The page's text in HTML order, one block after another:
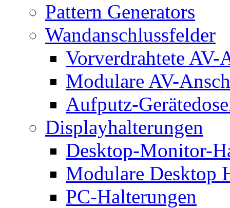
Pattern Generators
Wandanschlussfelder
Vorverdrahtete AV-
Modulare AV-
Aufputz-
Displayhalterungen
Desktop-Monitor-
Modulare Desktop
PC-Halterungen